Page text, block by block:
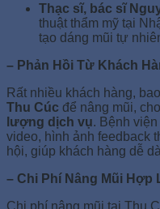
Thạc sĩ, bác sĩ
thuật thẩm mỹ tại
tạo dáng mũi tự
– Phản Hồi Từ Khách
Rất nhiều khách hàng,
Thu Cúc để nâng mũi,
lượng dịch vụ. Bệnh
video, hình ảnh feedback
hội, giúp khách hàng dễ
– Chi Phí Nâng Mũi Hợp
Chi phí nâng mũi tại Thu